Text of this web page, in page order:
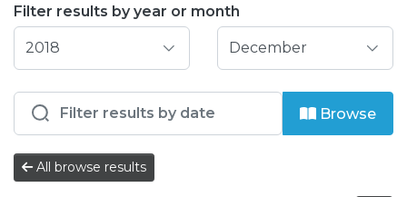
Entities
Filter results by year or month
Browse
All browse results